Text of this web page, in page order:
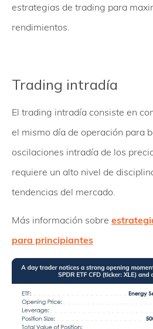
estrategias de trading para
rendimientos.
Trading intradía
El trading intradía consiste en
el mismo día de operación para
oscilaciones intradía de los
requiere un alto nivel de
tendencias del mercado.
Más información sobre
para principiantes